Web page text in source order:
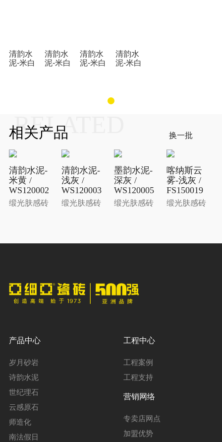
清韵水
泥-米白
清韵水
泥-米白
清韵水
泥-米白
清韵水
泥-米白
相关产品
RELATED 换一批
清韵水泥-
米黄 /
WS120002
缎光肤感砖
清韵水泥-
浅灰 /
WS120003
缎光肤感砖
墨韵水泥-
深灰 /
WS120005
缎光肤感砖
喀纳斯云
雾-浅灰 /
FS150019
缎光肤感砖
产品中心
岁月砂岩
诗韵水泥
世纪理石
云感原石
师造化
南法假日
工程中心
工程案例
工程支持
营销网络
专卖店网点
加盟优势